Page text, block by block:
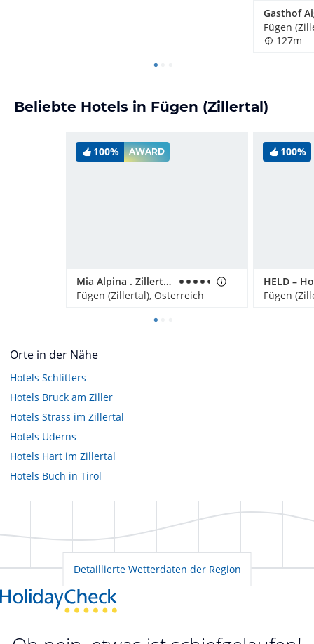
Gasthof
Fügen
127m
Beliebte Hotels in Fügen (Zillertal)
100% AWARD
Mia Alpina . Zillertal Family Retreat
Fügen (Zillertal), Österreich
100%
HELD –
Fügen
Orte in der Nähe
Hotels Schlitters
Hotels Bruck am Ziller
Hotels Strass im Zillertal
Hotels Uderns
Hotels Hart im Zillertal
Hotels Buch in Tirol
Detaillierte Wetterdaten der Region